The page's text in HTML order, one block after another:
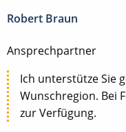
Robert Braun
Ansprechpartner
Ich unterstütze Sie
Wunschregion. Bei
zur Verfügung.